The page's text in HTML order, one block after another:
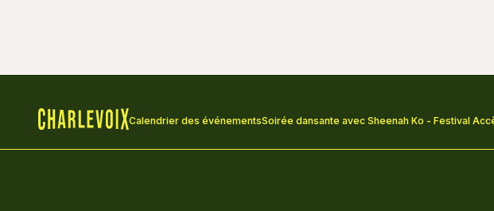
Calendrier des événementsSoirée dansante avec Sheenah Ko - Festival